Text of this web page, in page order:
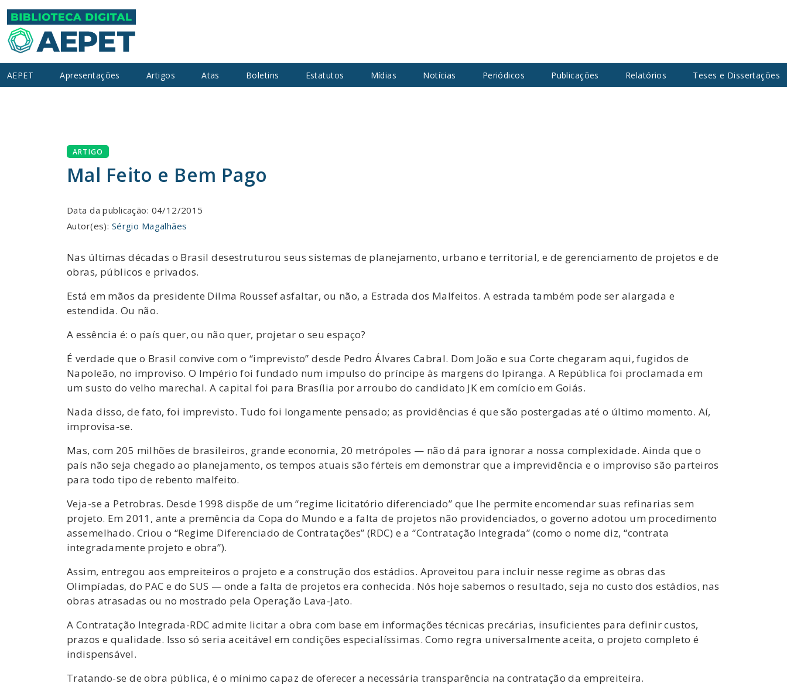
AEPET Apresentações Artigos Atas Boletins Estatutos Mídias Notícias Periódicos Publicações Relatórios Teses e Dissertações
ARTIGO
Mal Feito e Bem Pago
Data da publicação: 04/12/2015
Autor(es): Sérgio Magalhães
Nas últimas décadas o Brasil desestruturou seus sistemas de planejamento, urbano e territorial, e de gerenciamento de projetos e de
obras, públicos e privados.
Está em mãos da presidente Dilma Roussef asfaltar, ou não, a Estrada dos Malfeitos. A estrada também pode ser alargada e
estendida. Ou não.
A essência é: o país quer, ou não quer, projetar o seu espaço?
É verdade que o Brasil convive com o “imprevisto” desde Pedro Álvares Cabral. Dom João e sua Corte chegaram aqui, fugidos de
Napoleão, no improviso. O Império foi fundado num impulso do príncipe às margens do Ipiranga. A República foi proclamada em
um susto do velho marechal. A capital foi para Brasília por arroubo do candidato JK em comício em Goiás.
Nada disso, de fato, foi imprevisto. Tudo foi longamente pensado; as providências é que são postergadas até o último momento. Aí,
improvisa-se.
Mas, com 205 milhões de brasileiros, grande economia, 20 metrópoles — não dá para ignorar a nossa complexidade. Ainda que o
país não seja chegado ao planejamento, os tempos atuais são férteis em demonstrar que a imprevidência e o improviso são parteiros
para todo tipo de rebento malfeito.
Veja-se a Petrobras. Desde 1998 dispõe de um “regime licitatório diferenciado” que lhe permite encomendar suas refinarias sem
projeto. Em 2011, ante a premência da Copa do Mundo e a falta de projetos não providenciados, o governo adotou um procedimento
assemelhado. Criou o “Regime Diferenciado de Contratações” (RDC) e a “Contratação Integrada” (como o nome diz, “contrata
integradamente projeto e obra”).
Assim, entregou aos empreiteiros o projeto e a construção dos estádios. Aproveitou para incluir nesse regime as obras das
Olimpíadas, do PAC e do SUS — onde a falta de projetos era conhecida. Nós hoje sabemos o resultado, seja no custo dos estádios, nas
obras atrasadas ou no mostrado pela Operação Lava-Jato.
A Contratação Integrada-RDC admite licitar a obra com base em informações técnicas precárias, insuficientes para definir custos,
prazos e qualidade. Isso só seria aceitável em condições especialíssimas. Como regra universalmente aceita, o projeto completo é
indispensável.
Tratando-se de obra pública, é o mínimo capaz de oferecer a necessária transparência na contratação da empreiteira.